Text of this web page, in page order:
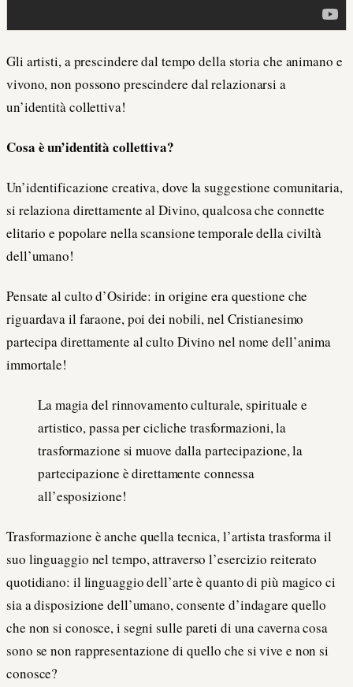
Gli artisti, a prescindere dal tempo della storia che animano e
vivono, non possono prescindere dal relazionarsi a
un’identità collettiva!
Cosa è un’identità collettiva?
Un’identificazione creativa, dove la suggestione comunitaria,
si relaziona direttamente al Divino, qualcosa che connette
elitario e popolare nella scansione temporale della civiltà
dell’umano!
Pensate al culto d’Osiride: in origine era questione che
riguardava il faraone, poi dei nobili, nel Cristianesimo
partecipa direttamente al culto Divino nel nome dell’anima
immortale!
La magia del rinnovamento culturale, spirituale e
artistico, passa per cicliche trasformazioni, la
trasformazione si muove dalla partecipazione, la
partecipazione è direttamente connessa
all’esposizione!
Trasformazione è anche quella tecnica, l’artista trasforma il
suo linguaggio nel tempo, attraverso l’esercizio reiterato
quotidiano: il linguaggio dell’arte è quanto di più magico ci
sia a disposizione dell’umano, consente d’indagare quello
che non si conosce, i segni sulle pareti di una caverna cosa
sono se non rappresentazione di quello che si vive e non si
conosce?